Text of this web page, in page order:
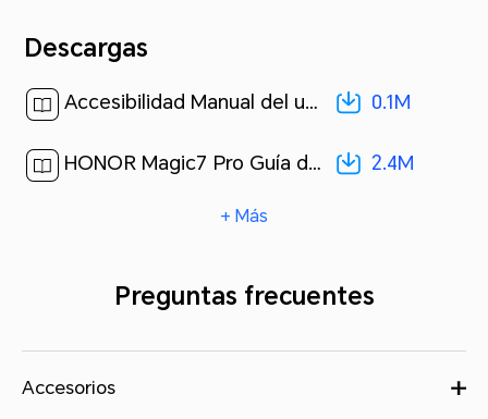
Descargas
Accesibilidad Manual del usuario-(MagicOS 9.0_01,es)[ 0.1M ] 0.1M
HONOR Magic7 Pro Guía de inicio rápido-(Magic OS 9.0_01,PTP-N49,es)[ 2.4M ] 2.4M
+ Más
Preguntas frecuentes
Accesorios